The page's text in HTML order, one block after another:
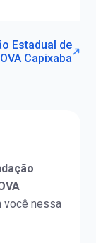
Estadual de
Capixaba
você nessa